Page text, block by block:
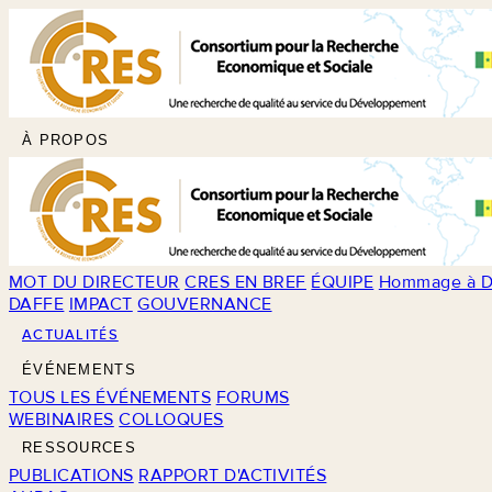
À PROPOS
MOT DU DIRECTEUR CRES EN BREF ÉQUIPE Hommage à
DAFFE IMPACT GOUVERNANCE
ACTUALITÉS
ÉVÉNEMENTS
TOUS LES ÉVÉNEMENTS FORUMS
WEBINAIRES COLLOQUES
RESSOURCES
PUBLICATIONS RAPPORT D'ACTIVITÉS